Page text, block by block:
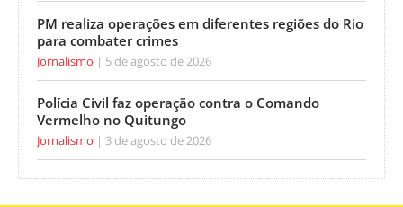
PM realiza operações em diferentes regiões do Rio
para combater crimes
Jornalismo 5 de agosto de 2026
Polícia Civil faz operação contra o Comando
Vermelho no Quitungo
Jornalismo 3 de agosto de 2026